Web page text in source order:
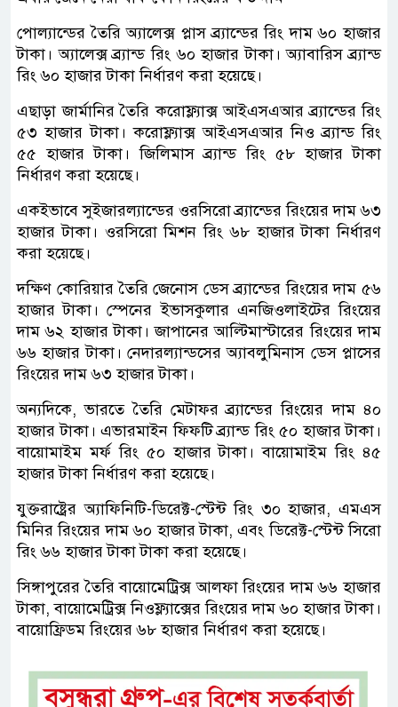
পোল্যান্ডের তৈরি অ্যালেক্স প্লাস ব্র্যান্ডের রিং দাম ৬০ হাজার
টাকা। অ্যালেক্স ব্র্যান্ড রিং ৬০ হাজার টাকা। অ্যাবারিস ব্র্যান্ড
রিং ৬০ হাজার টাকা নির্ধারণ করা হয়েছে।
এছাড়া জার্মানির তৈরি করোফ্ল্যাক্স আইএসএআর ব্র্যান্ডের রিং
৫৩ হাজার টাকা। করোফ্ল্যাক্স আইএসএআর নিও ব্র্যান্ড রিং
৫৫ হাজার টাকা। জিলিমাস ব্র্যান্ড রিং ৫৮ হাজার টাকা
নির্ধারণ করা হয়েছে।
একইভাবে সুইজারল্যান্ডের ওরসিরো ব্র্যান্ডের রিংয়ের দাম ৬৩
হাজার টাকা। ওরসিরো মিশন রিং ৬৮ হাজার টাকা নির্ধারণ
করা হয়েছে।
দক্ষিণ কোরিয়ার তৈরি জেনোস ডেস ব্র্যান্ডের রিংয়ের দাম ৫৬
হাজার টাকা। স্পেনের ইভাসকুলার এনজিওলাইটের রিংয়ের
দাম ৬২ হাজার টাকা। জাপানের আল্টিমাস্টারের রিংয়ের দাম
৬৬ হাজার টাকা। নেদারল্যান্ডসের অ্যাবলুমিনাস ডেস প্লাসের
রিংয়ের দাম ৬৩ হাজার টাকা।
অন্যদিকে, ভারতে তৈরি মেটাফর ব্র্যান্ডের রিংয়ের দাম ৪০
হাজার টাকা। এভারমাইন ফিফটি ব্র্যান্ড রিং ৫০ হাজার টাকা।
বায়োমাইম মর্ফ রিং ৫০ হাজার টাকা। বায়োমাইম রিং ৪৫
হাজার টাকা নির্ধারণ করা হয়েছে।
যুক্তরাষ্ট্রের অ্যাফিনিটি-ডিরেক্ট-স্টেন্ট রিং ৩০ হাজার, এমএস
মিনির রিংয়ের দাম ৬০ হাজার টাকা, এবং ডিরেক্ট-স্টেন্ট সিরো
রিং ৬৬ হাজার টাকা টাকা করা হয়েছে।
সিঙ্গাপুরের তৈরি বায়োমেট্রিক্স আলফা রিংয়ের দাম ৬৬ হাজার
টাকা, বায়োমেট্রিক্স নিওফ্ল্যাক্সের রিংয়ের দাম ৬০ হাজার টাকা।
বায়োফ্রিডম রিংয়ের ৬৮ হাজার নির্ধারণ করা হয়েছে।